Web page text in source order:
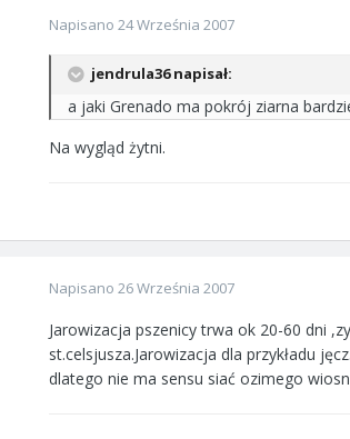
Napisano 24 Września 2007
jendrula36 napisał:
a jaki Grenado ma pokrój ziarna
Na wygląd żytni.
Napisano 26 Września 2007
Jarowizacja pszenicy trwa ok 20-60 dni
st.celsjusza.Jarowizacja dla przykładu
dlatego nie ma sensu siać ozimego